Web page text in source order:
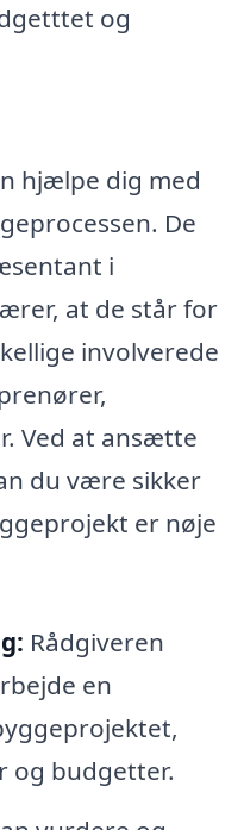
og
hjælpe dig med
De
i
at de står for
involverede
Ved at ansætte
du være sikker
er nøje
Rådgiveren
en
og budgetter.